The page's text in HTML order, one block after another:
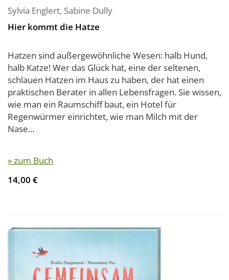
Sylvia Englert, Sabine Dully
Hier kommt die Hatze
Hatzen sind außergewöhnliche Wesen: halb Hund,
halb Katze! Wer das Glück hat, eine der seltenen,
schlauen Hatzen im Haus zu haben, der hat einen
praktischen Berater in allen Lebensfragen. Sie wissen,
wie man ein Raumschiff baut, ein Hotel für
Regenwürmer einrichtet, wie man Milch mit der
Nase...
» zum Buch
14,00 €